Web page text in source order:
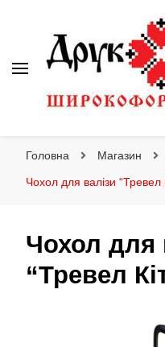
Головна Магазин
Чохол для валізи “Тревел
Чохол для
“Тревел